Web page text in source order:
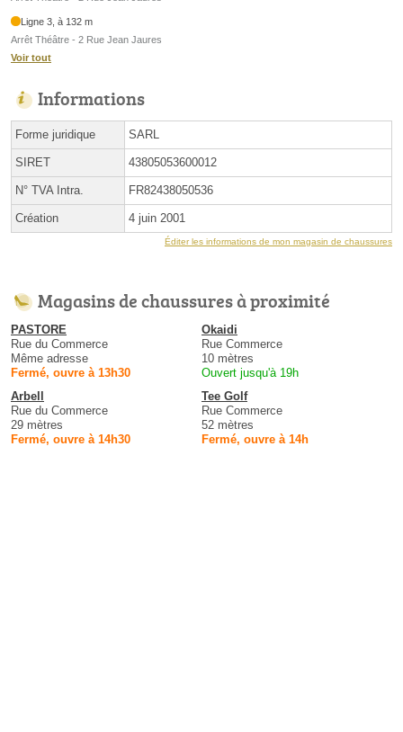
Ligne 3, à 132 m
Arrêt Théâtre - 2 Rue Jean Jaures
Voir tout
Informations
Forme juridique SARL
SIRET 43805053600012
N° TVA Intra. FR82438050536
Création 4 juin 2001
Éditer les informations de mon magasin de chaussures
Magasins de chaussures à proximité
PASTORE
Rue du Commerce
Même adresse
Fermé, ouvre à 13h30
Okaidi
Rue Commerce
10 mètres
Ouvert jusqu'à 19h
Arbell
Rue du Commerce
29 mètres
Fermé, ouvre à 14h30
Tee Golf
Rue Commerce
52 mètres
Fermé, ouvre à 14h